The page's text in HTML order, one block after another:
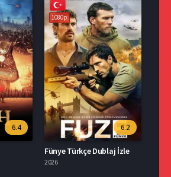
6.4
1080p
6.2
Fünye Türkçe Dublaj İzle
2026